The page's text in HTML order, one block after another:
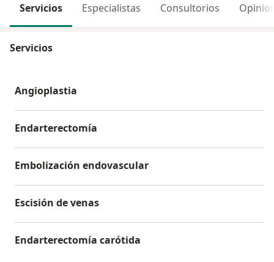
Servicios Especialistas Consultorios
Servicios
Angioplastia
Endarterectomía
Embolización endovascular
Escisión de venas
Endarterectomía carótida